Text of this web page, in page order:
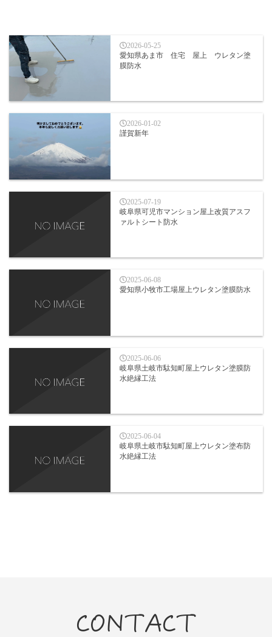
2026-05-25
愛知県あま市 住宅 屋上 ウレタン塗
膜防水
2026-01-02
謹賀新年
2025-07-19
岐阜県可児市マンション屋上改質アスフ
ァルトシート防水
2025-06-08
愛知県小牧市工場屋上ウレタン塗膜防水
2025-06-06
岐阜県土岐市駄知町屋上ウレタン塗膜防
水絶縁工法
2025-06-04
岐阜県土岐市駄知町屋上ウレタン塗布防
水絶縁工法
CONTACT